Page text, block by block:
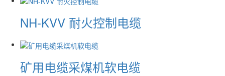
NH-KVV 耐火控制电缆
矿用电缆采煤机软电缆